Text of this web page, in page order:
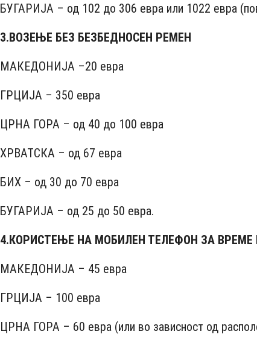
БУГАРИЈА – од 102 до 306 евра или 1022 евра
3.ВОЗЕЊЕ БЕЗ БЕЗБЕДНОСЕН РЕМЕН
МАКЕДОНИЈА –20 евра
ГРЦИЈА – 350 евра
ЦРНА ГОРА – од 40 до 100 евра
ХРВАТСКА – од 67 евра
БИХ – од 30 до 70 евра
БУГАРИЈА – од 25 до 50 евра.
4.КОРИСТЕЊЕ НА МОБИЛЕН ТЕЛЕФОН ЗА
МАКЕДОНИЈА – 45 евра
ГРЦИЈА – 100 евра
ЦРНА ГОРА – 60 евра (или во зависност од